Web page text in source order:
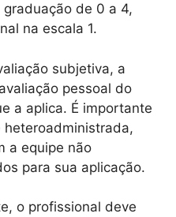
de 0 a 4,
na escala 1.
subjetiva, a
pessoal do
a aplica. É importante
heteroadministrada,
a equipe não
para sua aplicação.
o profissional deve